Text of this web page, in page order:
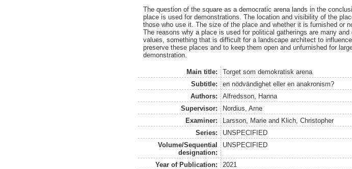
The question of the square as a democratic arena lands in the
place is used for demonstrations. The location and visibility of the
those who use it. The size of the place and whether it is furnished or
The reasons why a place is used for political gatherings are many
values, something that is difficult for a landscape architect to
preserve these places and to keep them open and unfurnished for
demonstration.
Main title:
Torget som demokratisk arena
Subtitle:
en nödvändighet eller en anakronism?
Authors:
Alfredsson, Hanna
Supervisor:
Nordius, Arne
Examiner:
Larsson, Marieand Klich, Christopher
Series:
UNSPECIFIED
Volume/Sequential
designation:
UNSPECIFIED
Year of Publication:
2021